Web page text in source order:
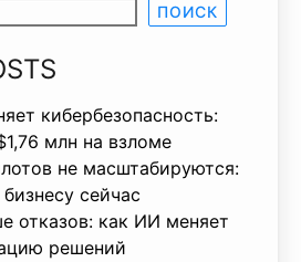
ПОИСК
кибербезопасность:
млн на взломе
не масштабируются:
сейчас
отказов: как ИИ меняет
решений